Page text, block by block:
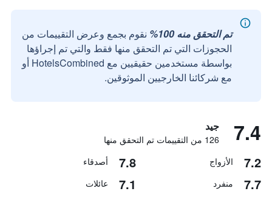
تم التحقق منه 100%
نقوم بجمع وعرض التقييمات من
الحجوزات التي تم التحقق منها فقط والتي تم إجراؤها
بواسطة مستخدمين حقيقيين مع HotelsCombined أو
مع شركائنا الخارجيين الموثوقين.
7.4 جيد
126 من التقييمات تم التحقق منها
7.2 الأزواج 7.8 أصدقاء
7.7 منفرد 7.1 عائلات